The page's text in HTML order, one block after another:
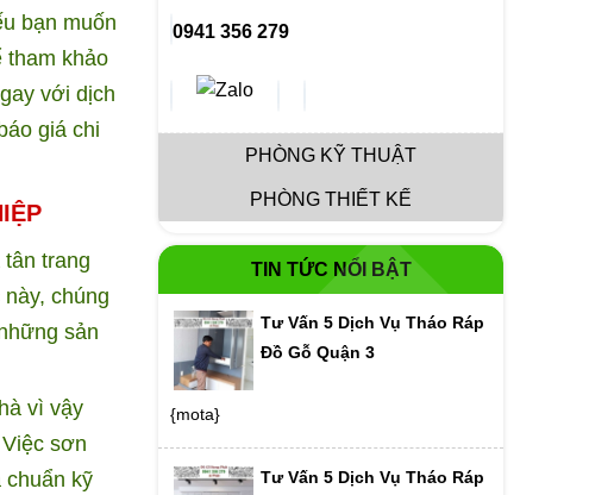
bạn muốn
tham khảo
với dịch
giá chi
trang
chúng
sản
vì vậy
sơn
kỹ
0941 356 279
PHÒNG KỸ THUẬT
PHÒNG THIẾT KẾ
TIN TỨC NỔI BẬT
Tư Vấn 5 Dịch Vụ Tháo Ráp
Đồ Gỗ Quận 3
{mota}
Tư Vấn 5 Dịch Vụ Tháo Ráp